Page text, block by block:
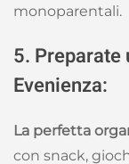
monoparentali.
5. Preparate
Evenienza:
La perfetta
con snack,